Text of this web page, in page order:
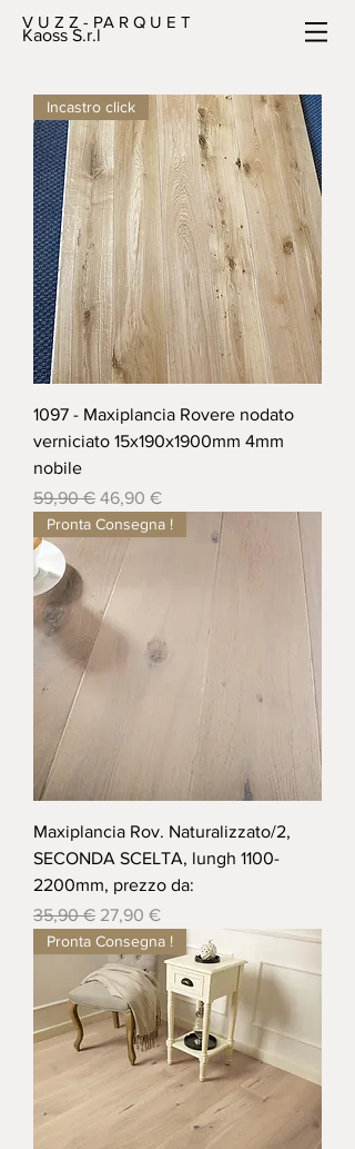
V U Z Z - PA R Q U E T
Kaoss S.r.l
Incastro click
1097 - Maxiplancia Rovere nodato
verniciato 15x190x1900mm 4mm
nobile
Prezzo regolare
59,90 € Prezzo scontato
46,90 €
Pronta Consegna !
Maxiplancia Rov. Naturalizzato/2,
SECONDA SCELTA, lungh 1100-
2200mm, prezzo da:
Prezzo regolare
35,90 € Prezzo scontato
27,90 €
Pronta Consegna !